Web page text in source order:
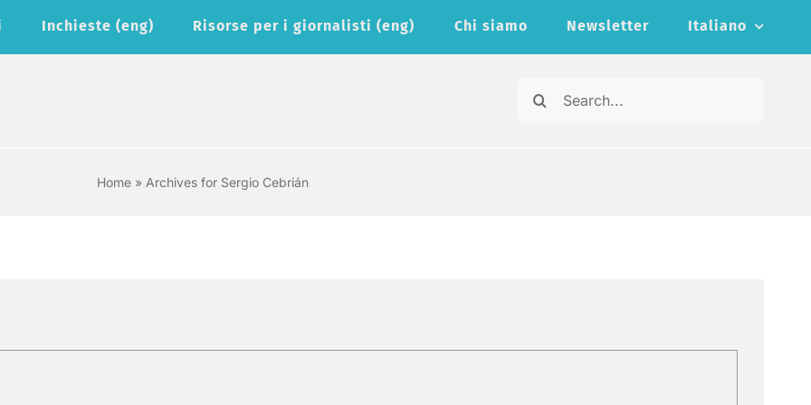
Inchieste (eng) Risorse per i giornalisti (eng) Chi siamo Newsletter Italiano
Cerca
Home » Archives for Sergio Cebrián